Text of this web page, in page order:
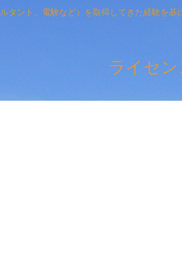
タント、電験など）を取得してきた経験を
ライセ